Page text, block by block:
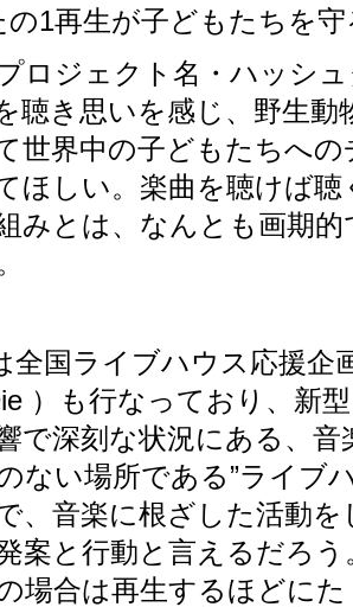
の1再生が子どもたちを
ロジェクト名・ハッシ
聴き思いを感じ、野生動
世界中の子どもたちへ
ほしい。楽曲を聴けば
みとは、なんとも画期
全国ライブハウス応援企
）も行なっており、新
で深刻な状況にある、音
ない場所である”ライブ
、音楽に根ざした活動
案と行動と言えるだろう
場合は再生するほどに